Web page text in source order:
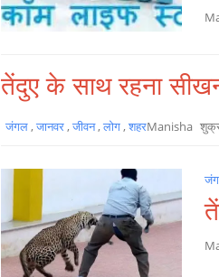
तेंदुए के साथ रहना
Manisha
जंगल,जानवर,जीवन,लोग,शहर